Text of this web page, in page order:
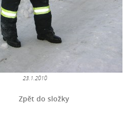
23.1.2010
Zpět do složky